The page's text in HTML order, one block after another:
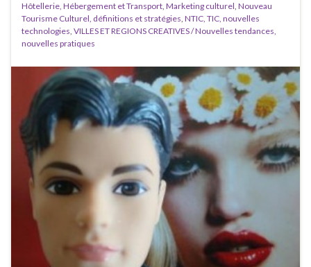
Hôtellerie, Hébergement et Transport, Marketing culturel, Nouveau
Tourisme Culturel, définitions et stratégies, NTIC, TIC, nouvelles
technologies, VILLES ET REGIONS CREATIVES / Nouvelles tendances,
nouvelles pratiques